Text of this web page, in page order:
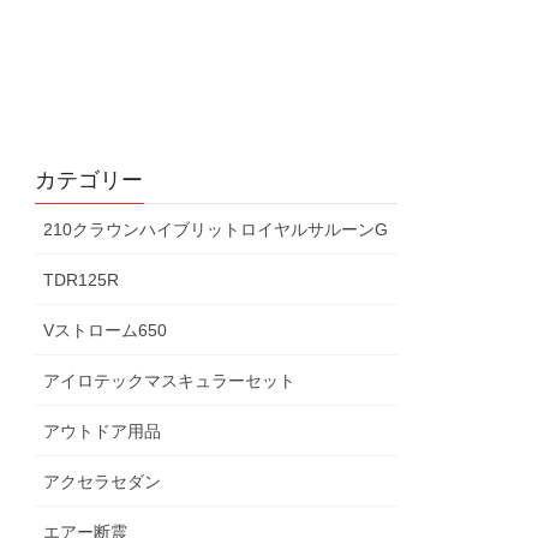
カテゴリー
210クラウンハイブリットロイヤルサルーンG
TDR125R
Vストローム650
アイロテックマスキュラーセット
アウトドア用品
アクセラセダン
エアー断震